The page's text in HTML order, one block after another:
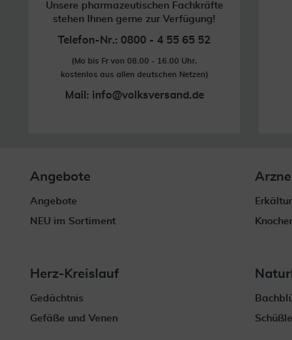
Unsere pharmazeutischen Fachkräfte
stehen Ihnen gerne zur Verfügung!
Telefon-Nr.: 0800 - 4 55 65 52
(Mo bis Fr von 08.00 - 16.00 Uhr,
kostenlos aus allen deutschen Netzen)
Mail: info@volksversand.de
Angebote
Angebote
NEU im Sortiment
Herz-Kreislauf
Gedächtnis
Gefäße und Venen